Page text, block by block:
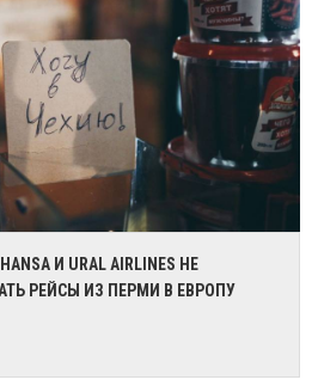
И URAL AIRLINES НЕ
РЕЙСЫ ИЗ ПЕРМИ В ЕВРОПУ